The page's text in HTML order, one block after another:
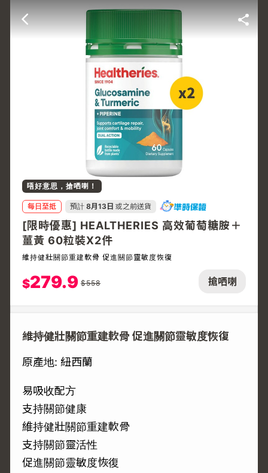
搶哂喇
唔好意思，搶哂喇！
每日至抵 預計 8月13日 或之前送貨
[限時優惠] HEALTHERIES 高效葡萄糖胺＋
薑黃 60粒裝X2件
維持健壯關節重建軟骨 促進關節靈敏度恢復
$279.9 $558
維持健壯關節重建軟骨 促進關節靈敏度恢復
原產地: 紐西蘭
易吸收配方
支持關節健康
維持健壯關節重建軟骨
支持關節靈活性
促進關節靈敏度恢復